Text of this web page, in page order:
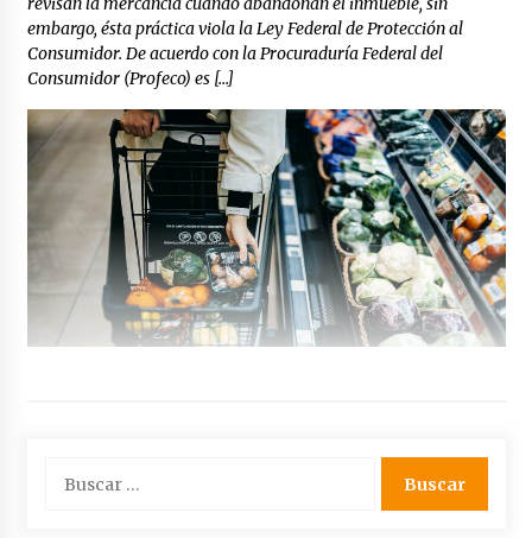
embargo, ésta práctica viola la Ley Federal de Protección al
Consumidor. De acuerdo con la Procuraduría Federal del
Consumidor (Profeco) es […]